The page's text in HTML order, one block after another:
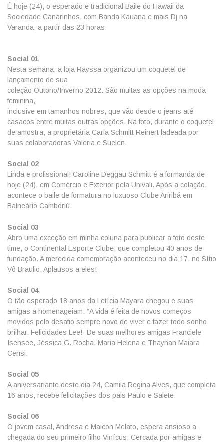
É hoje (24), o esperado e tradicional Baile do Hawaii da
Sociedade Canarinhos, com Banda Kauana e mais Dj na
Varanda, a partir das 23 horas.
Social 01
Nesta semana, a loja Rayssa organizou um coquetel de
lançamento de sua
coleção Outono/Inverno 2012. São muitas as opções na moda
feminina,
inclusive em tamanhos nobres, que vão desde o jeans até
casacos entre muitas outras opções. Na foto, durante o coquetel
de amostra, a proprietária Carla Schmitt Reinert ladeada por
suas colaboradoras Valeria e Suelen.
Social 02
Linda e profissional! Caroline Deggau Schmitt é a formanda de
hoje (24), em Comércio e Exterior pela Univali. Após a colação,
acontece o baile de formatura no luxuoso Clube Ariribá em
Balneário Camboriú.
Social 03
Abro uma exceção em minha coluna para publicar a foto deste
time, o Continental Esporte Clube, que completou 40 anos de
fundação. A merecida comemoração aconteceu no dia 17, no Sítio
Vô Braulio. Aplausos a eles!
Social 04
O tão esperado 18 anos da Letícia Mayara chegou e suas
amigas a homenageiam. “A vida é feita de novos começos
movidos pelo desafio sempre novo de viver e fazer todo sonho
brilhar. Felicidades Lee!” De suas melhores amigas Franciele
Isensee, Jéssica G. Rocha, Maria Helena e Thaynan Maiara
Censi.
Social 05
A aniversariante deste dia 24, Camila Regina Alves, que completa
16 anos, recebe felicitações dos pais Paulo e Salete.
Social 06
O jovem casal, Andresa e Maicon Melato, espera ansioso a
chegada do seu primeiro filho Vinícus. Cercada por amigas e